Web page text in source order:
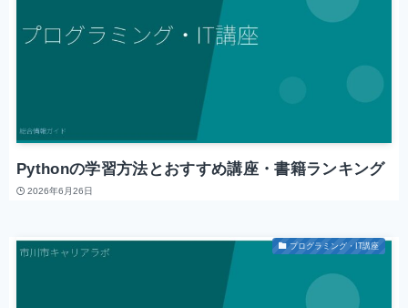
Pythonの学習方法とおすすめ講座・書籍ランキング
2026年6月26日
プログラミング・IT講座